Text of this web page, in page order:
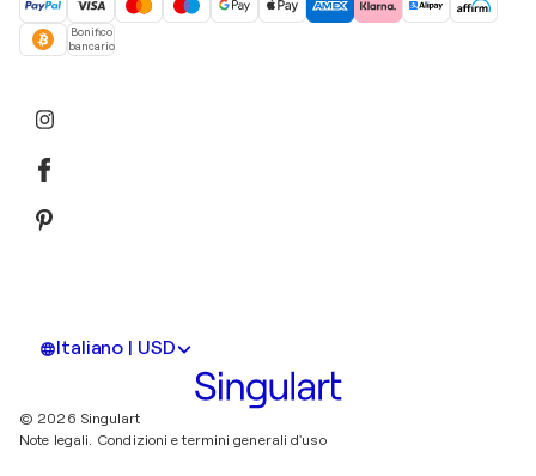
Bonifico
bancario
Italiano | USD
© 2026 Singulart
Note legali. Condizioni e termini generali d'uso